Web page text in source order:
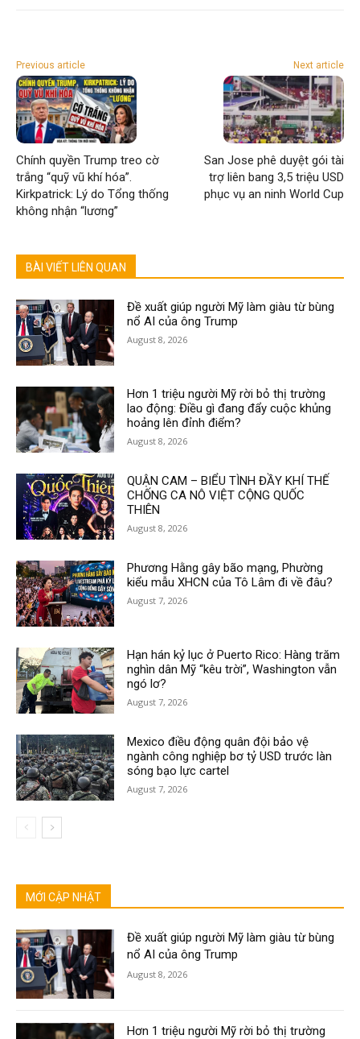
Previous article
Chính quyền Trump treo cờ
trắng “quỹ vũ khí hóa”.
Kirkpatrick: Lý do Tổng thống
không nhận “lương”
Next article
San Jose phê duyệt gói tài
trợ liên bang 3,5 triệu USD
phục vụ an ninh World Cup
BÀI VIẾT LIÊN QUAN
Đề xuất giúp người Mỹ làm giàu từ bùng
nổ AI của ông Trump
August 8, 2026
Hơn 1 triệu người Mỹ rời bỏ thị trường
lao động: Điều gì đang đẩy cuộc khủng
hoảng lên đỉnh điểm?
August 8, 2026
QUẬN CAM – BIỂU TÌNH ĐẦY KHÍ THẾ
CHỐNG CA NÔ VIỆT CỘNG QUỐC
THIÊN
August 8, 2026
Phương Hằng gây bão mạng, Phường
kiểu mẫu XHCN của Tô Lâm đi về đâu?
August 7, 2026
Hạn hán kỷ lục ở Puerto Rico: Hàng trăm
nghìn dân Mỹ “kêu trời”, Washington vẫn
ngó lơ?
August 7, 2026
Mexico điều động quân đội bảo vệ
ngành công nghiệp bơ tỷ USD trước làn
sóng bạo lực cartel
August 7, 2026
MỚI CẬP NHẬT
Đề xuất giúp người Mỹ làm giàu từ bùng
nổ AI của ông Trump
August 8, 2026
Hơn 1 triệu người Mỹ rời bỏ thị trường